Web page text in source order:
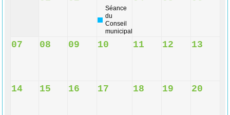
Séance
du
Conseil
municipal
07 08 09 10 11 12 13
14 15 16 17 18 19 20